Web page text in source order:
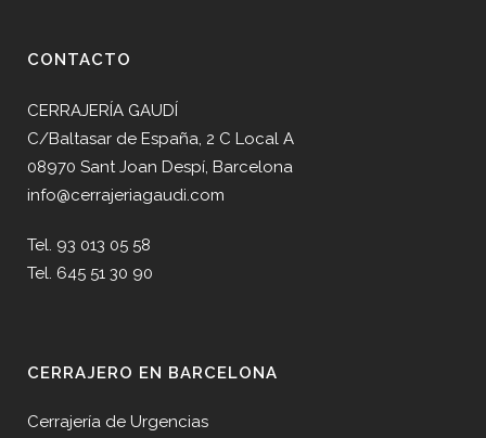
CONTACTO
CERRAJERÍA GAUDÍ
C/Baltasar de España, 2 C Local A
08970 Sant Joan Despí, Barcelona
info@cerrajeriagaudi.com
Tel. 93 013 05 58
Tel. 645 51 30 90
CERRAJERO EN BARCELONA
Cerrajería de Urgencias